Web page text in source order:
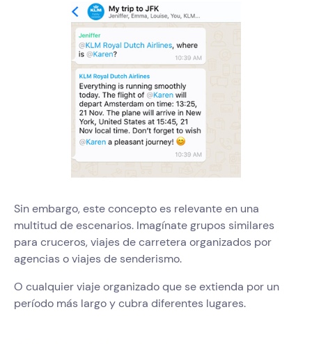
Sin embargo, este concepto es relevante en una
multitud de escenarios. Imagínate grupos similares
para cruceros, viajes de carretera organizados por
agencias o viajes de senderismo.
O cualquier viaje organizado que se extienda por un
período más largo y cubra diferentes lugares.